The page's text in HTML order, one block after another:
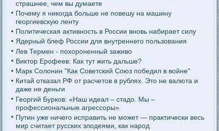
страшнее, чем вы думаете
Почему я никогда больше не повешу на машину
георгиевскую ленту
Политическая активность в России вновь набирает силу
Ядерный блеф России для внутреннего пользования
Лев Термен - похороненный заживо
Виктор Ерофеев: Как тут жить дальше?
Марк Солонин "Как Советский Союз победил в войне"
Китай отказал РФ от расчетов в рублях. Это не валюта и
даже не деньги
Георгий Бурков: «Наш идеал – стадо. Мы –
профессиональные агрессоры»
Путин уже ничего исправить не может — практически весь
мир считает русских злодеями, как народ